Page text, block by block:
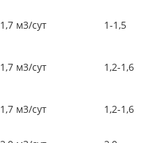
1,7 м3/сут 1-1,5
1,7 м3/сут 1,2-1,6
1,7 м3/сут 1,2-1,6